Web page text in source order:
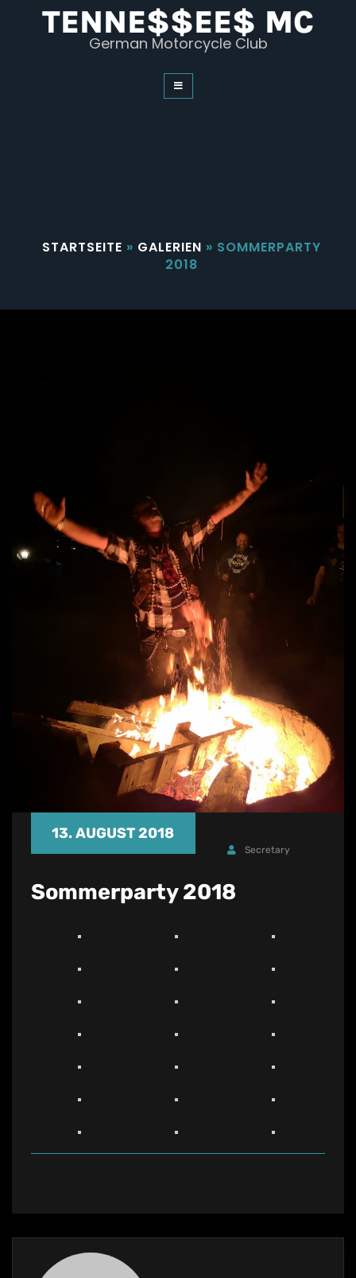
TENNE$$EE$ MC
German Motorcycle Club
STARTSEITE » GALERIEN » SOMMERPARTY
2018
13. AUGUST 2018
Secretary
Sommerparty 2018